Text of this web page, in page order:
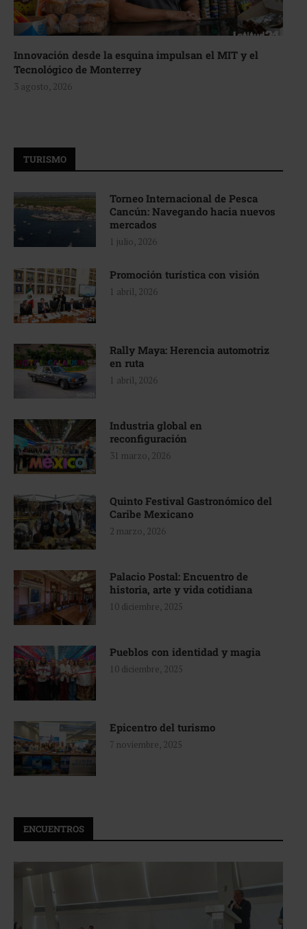
Innovación desde la esquina impulsan el MIT y el
Tecnológico de Monterrey
3 agosto, 2026
TURISMO
Torneo Internacional de Pesca
Cancún: Navegando hacia nuevos
mercados
1 julio, 2026
Promoción turística con visión
1 abril, 2026
Rally Maya: Herencia automotriz
en ruta
1 abril, 2026
Industria global en
reconfiguración
31 marzo, 2026
Quinto Festival Gastronómico del
Caribe Mexicano
2 marzo, 2026
Palacio Postal: Encuentro de
historia, arte y vida cotidiana
10 diciembre, 2025
Pueblos con identidad y magia
10 diciembre, 2025
Epicentro del turismo
7 noviembre, 2025
ENCUENTROS